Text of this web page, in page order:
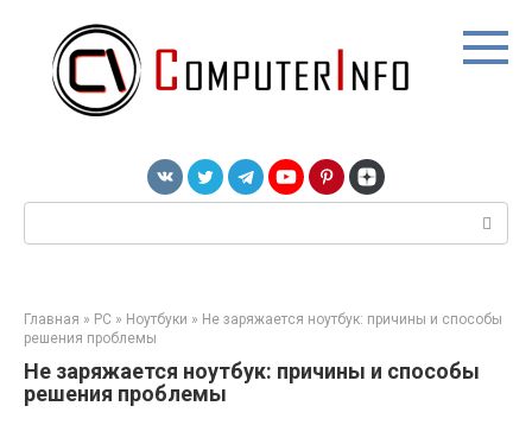
контенту
Главная » PC » Ноутбуки » Не заряжается ноутбук: причины и способы
решения проблемы
Не заряжается ноутбук: причины и способы
решения проблемы